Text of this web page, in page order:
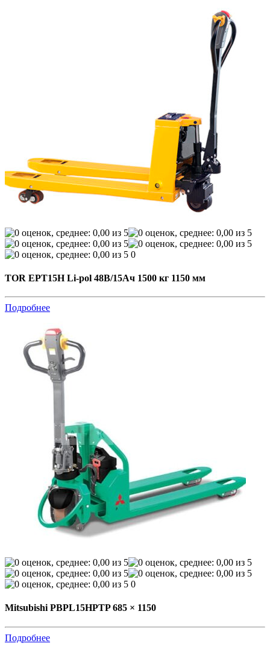
0
TOR EPT15H Li-pol 48В/15Ач 1500 кг 1150 мм
Подробнее
0
Mitsubishi PBPL15HPTP 685 × 1150
Подробнее